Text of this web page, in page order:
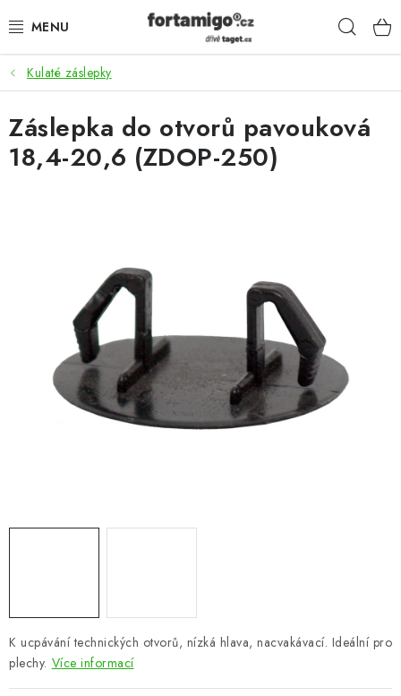
na
SADY - ZVÝHODNĚNÉ
POHONY
SAMONOSNÉ BRÁNY
KŘÍDLOVÉ BRÁNY A BRANKY
ZÁVĚSNÉ BRÁNY
KONSTRUKČNÍ PROFILY
VÝPLNĚ BRAN A PLOTŮ
ARCHIV
Kulaté záslepky
K ucpávání technických otvorů, nízká hlava, nacvakávací. Ideální pro
plechy. Více informací
Záslepka do otvorů pavouková
18,4-20,6 (ZDOP-250)